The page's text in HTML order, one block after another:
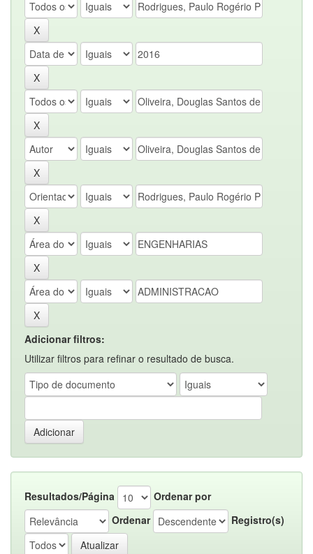
Adicionar filtros:
Utilizar filtros para refinar o resultado de busca.
Resultados/Página
Ordenar por
Ordenar
Registro(s)